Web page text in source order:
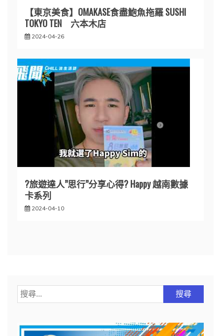
【東京美食】OMAKASE食盡鮑魚拖羅 SUSHI
TOKYO TEN 六本木店
2024-04-26
?旅遊達人”思行”分享心得? Happy 越南數據
卡系列
2024-04-10
搜
尋
鍵